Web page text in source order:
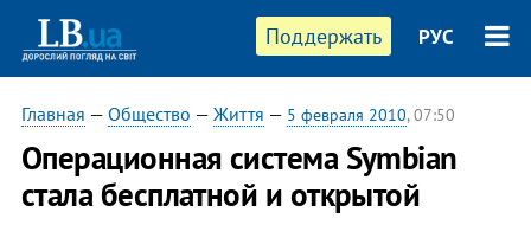
Поддержать РУС
Главная — Общество — Життя — 5 февраля 2010, 07:50
Операционная система Symbian
стала бесплатной и открытой